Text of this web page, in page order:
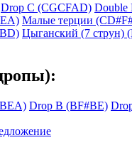
Drop C (CGCFAD)
Малые терции
Цыганский (7 струн)
Drop B (BF#BE)